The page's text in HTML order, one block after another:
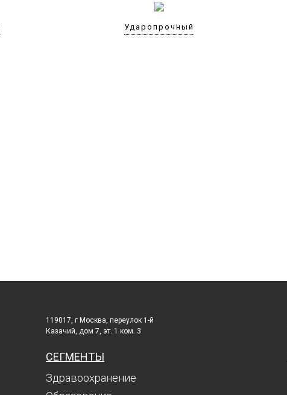
Ударопрочный
119017, г Москва, переулок 1-й
Казачий, дом 7, эт. 1 ком. 3
СЕГМЕНТЫ
Здравоохранение